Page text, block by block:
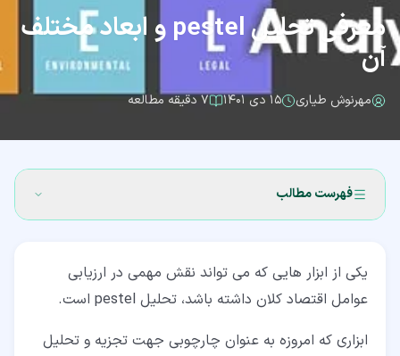
معرفی تحلیل pestel و ابعاد مختلف
آن
مهرنوش طیاری ۱۵ دی ۱۴۰۱ ۷ دقیقه مطالعه
فهرست مطالب
۱‏-‏۱‏- عوامل سیاسی (Political Factors)
یکی از ابزار هایی که می تواند نقش مهمی در ارزیابی
عوامل اقتصاد کلان داشته باشد، تحلیل pestel است.
ابزاری که امروزه به عنوان چارچوبی جهت تجزیه و تحلیل